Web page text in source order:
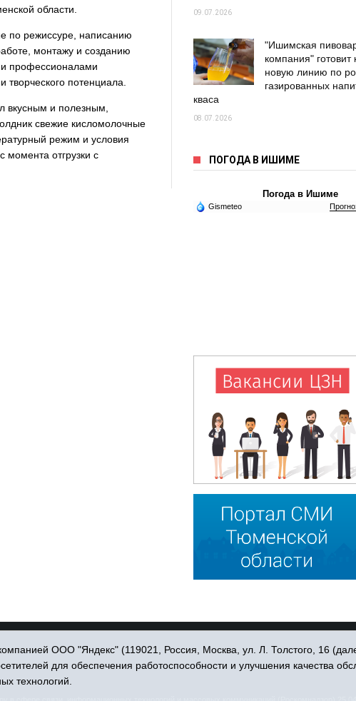
области.
по режиссуре, написанию
монтажу и созданию
профессионалами
потенциала.
вкусным и полезным,
свежие кисломолочные
режим и условия
момента отгрузки с
09.07.2026
"Ишимская
компания" готовит
новую линию по
газированных
кваса
08.07.2026
ПОГОДА В ИШИМЕ
Погода в Ишиме
Gismeteo
ООО "Яндекс" (119021, Россия, Москва, ул. Л. Толстого, 16
для обеспечения работоспособности и улучшения качества
технологий.